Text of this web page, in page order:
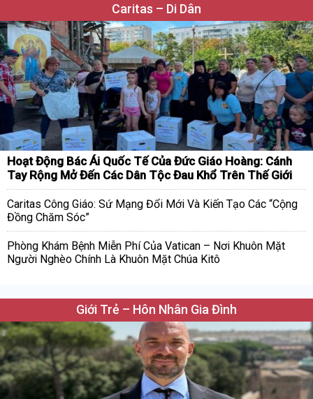
Caritas – Di Dân
Hoạt Động Bác Ái Quốc Tế Của Đức Giáo Hoàng: Cánh
Tay Rộng Mở Đến Các Dân Tộc Đau Khổ Trên Thế Giới
Caritas Công Giáo: Sứ Mạng Đổi Mới Và Kiến Tạo Các “Cộng
Đồng Chăm Sóc”
Phòng Khám Bệnh Miễn Phí Của Vatican – Nơi Khuôn Mặt
Người Nghèo Chính Là Khuôn Mặt Chúa Kitô
Giới Trẻ – Hôn Nhân Gia Đình